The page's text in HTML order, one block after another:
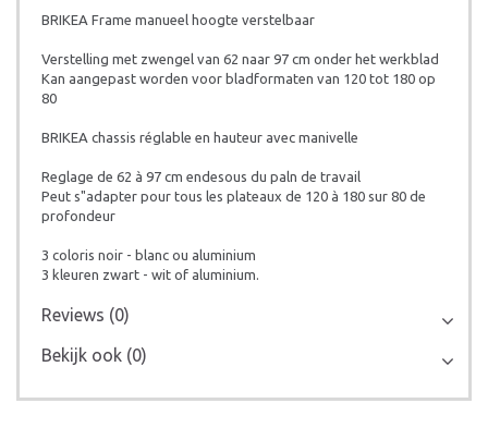
BRIKEA Frame manueel hoogte verstelbaar
Verstelling met zwengel van 62 naar 97 cm onder het werkblad
Kan aangepast worden voor bladformaten van 120 tot 180 op
80
BRIKEA chassis réglable en hauteur avec manivelle
Reglage de 62 à 97 cm endesous du paln de travail
Peut s"adapter pour tous les plateaux de 120 à 180 sur 80 de
profondeur
3 coloris noir - blanc ou aluminium
3 kleuren zwart - wit of aluminium.
Reviews (0)
Bekijk ook (0)